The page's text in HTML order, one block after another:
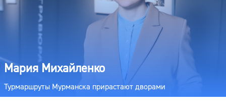
Мария Михайленко
Турмаршруты Мурманска прирастают дворами